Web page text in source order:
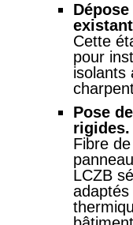
Cette
pour
isolants
Pose
rigides.
Fibre
LCZB